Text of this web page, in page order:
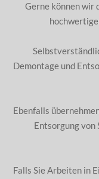
Gerne können wir
Demontage und
Ebenfalls
Entsorgung von
Falls Sie Arbeiten in